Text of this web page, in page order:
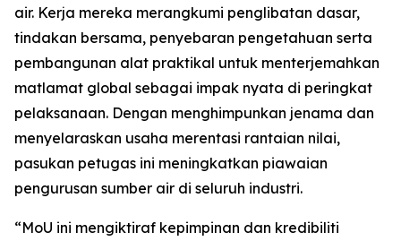
air. Kerja mereka merangkumi penglibatan dasar,
tindakan bersama, penyebaran pengetahuan serta
pembangunan alat praktikal untuk menterjemahkan
matlamat global sebagai impak nyata di peringkat
pelaksanaan. Dengan menghimpunkan jenama dan
menyelaraskan usaha merentasi rantaian nilai,
pasukan petugas ini meningkatkan piawaian
pengurusan sumber air di seluruh industri.
“MoU ini mengiktiraf kepimpinan dan kredibiliti